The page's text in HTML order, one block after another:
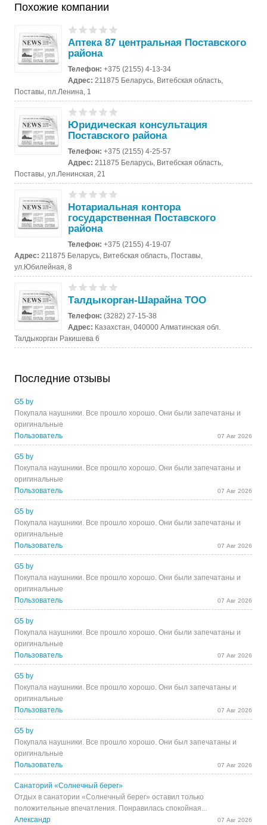
Похожие компании
Аптека 87 центральная Поставского
района
Телефон:+375 (2155) 4-13-34
Адрес: 211875 Беларусь, Витебская область,
Поставы, пл.Ленина, 1
Юридическая консультация
Поставского района
Телефон:+375 (2155) 4-25-57
Адрес: 211875 Беларусь, Витебская область,
Поставы, ул.Ленинская, 21
Нотариальная контора
государственная Поставского
района
Телефон:+375 (2155) 4-19-07
Адрес: 211875 Беларусь, Витебская область, Поставы,
ул.Юбилейная, 8
Талдыкорган-Шарайна ТОО
Телефон:(3282) 27-15-38
Адрес: Казахстан, 040000 Алматинская обл.
Талдыкорган Ракишева 6
Последние отзывы
G5 by
Покупала наушники. Все прошло хорошо. Они были запечатаны и
оригинальные
Пользователь
07 Авг 2026
G5 by
Покупала наушники. Все прошло хорошо. Они были запечатаны и
оригинальные
Пользователь
07 Авг 2026
G5 by
Покупала наушники. Все прошло хорошо. Они были запечатаны и
оригинальные
Пользователь
07 Авг 2026
G5 by
Покупала наушники. Все прошло хорошо. Они были запечатаны и
оригинальные
Пользователь
07 Авг 2026
G5 by
Покупала наушники. Все прошло хорошо. Они были запечатаны и
оригинальные
Пользователь
07 Авг 2026
G5 by
Покупала наушники. Все прошло хорошо. Они был запечатаны и
оригинальные
Пользователь
07 Авг 2026
G5 by
Покупала наушники. Все прошло хорошо. Они был запечатаны и
оригинальные
Пользователь
07 Авг 2026
Санаторий «Солнечный берег»
Отдых в санатории «Солнечный берег» оставил только
положительные впечатления. Понравилась спокойная...
Александр
07 Авг 2026